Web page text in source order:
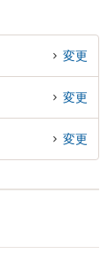
変更
変更
変更